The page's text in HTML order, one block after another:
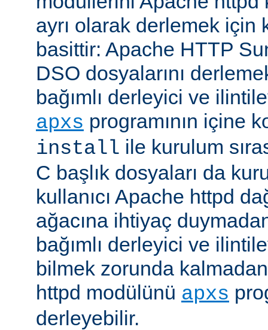
ayrı olarak derlemek için
basittir: Apache HTTP
DSO dosyalarını
bağımlı derleyici ve
apxs programının içine
install ile kurulum
C başlık dosyaları da
kullanıcı Apache httpd
ağacına ihtiyaç
bağımlı derleyici ve
bilmek zorunda
httpd modülünü apxs
derleyebilir.